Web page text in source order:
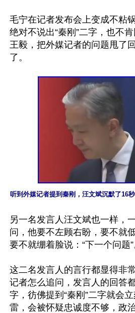
毛宁在记者发布会上变成不粘
绝对不说出“秦刚”二字，也不
王毅，把外媒记者的问题甩了
了。
听到外媒记者提到秦刚，汪文斌沉默了16秒
另一名发言人汪文斌也一样，
问，他要不左顾右盼，要不就
要不就绷着脸说：“下一个问题”
这二名发言人的言行都显得非
记者怎么追问，发言人的回答
字，彷佛提到“秦刚”二字就会
雷，会被怀疑忠诚度不够，政